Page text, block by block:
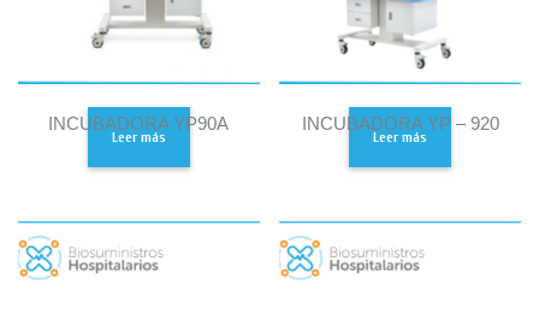
INCUBADORA YP90A
Leer más
INCUBADORA YP – 920
Leer más